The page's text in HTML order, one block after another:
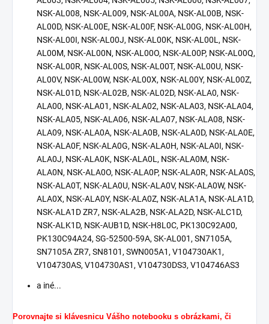
NSK-AL008, NSK-AL009, NSK-AL00A, NSK-AL00B, NSK-
AL00D, NSK-AL00E, NSK-AL00F, NSK-AL00G, NSK-AL00H,
NSK-AL00I, NSK-AL00J, NSK-AL00K, NSK-AL00L, NSK-
AL00M, NSK-AL00N, NSK-AL00O, NSK-AL00P, NSK-AL00Q,
NSK-AL00R, NSK-AL00S, NSK-AL00T, NSK-AL00U, NSK-
AL00V, NSK-AL00W, NSK-AL00X, NSK-AL00Y, NSK-AL00Z,
NSK-AL01D, NSK-AL02B, NSK-AL02D, NSK-ALA0, NSK-
ALA00, NSK-ALA01, NSK-ALA02, NSK-ALA03, NSK-ALA04,
NSK-ALA05, NSK-ALA06, NSK-ALA07, NSK-ALA08, NSK-
ALA09, NSK-ALA0A, NSK-ALA0B, NSK-ALA0D, NSK-ALA0E,
NSK-ALA0F, NSK-ALA0G, NSK-ALA0H, NSK-ALA0I, NSK-
ALA0J, NSK-ALA0K, NSK-ALA0L, NSK-ALA0M, NSK-
ALA0N, NSK-ALA0O, NSK-ALA0P, NSK-ALA0R, NSK-ALA0S,
NSK-ALA0T, NSK-ALA0U, NSK-ALA0V, NSK-ALA0W, NSK-
ALA0X, NSK-ALA0Y, NSK-ALA0Z, NSK-ALA1A, NSK-ALA1D,
NSK-ALA1D ZR7, NSK-ALA2B, NSK-ALA2D, NSK-ALC1D,
NSK-ALK1D, NSK-AUB1D, NSK-H8L0C, PK130C92A00,
PK130C94A24, SG-52500-59A, SK-AL001, SN7105A,
SN7105A ZR7, SN8101, SWN005A1, V104730AK1,
V104730AS, V104730AS1, V104730DS3, V104746AS3
a iné...
Porovnajte si klávesnicu Vášho notebooku s obrázkami, či